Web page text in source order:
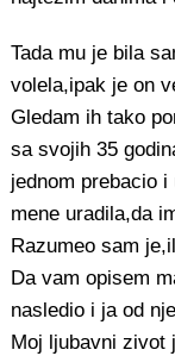
Tada mu je bila
volela,ipak je on
Gledam ih tako
sa svojih 35
jednom prebacio
mene uradila,da
Razumeo sam
Da vam opisem
nasledio i ja od
Moj ljubavni zivot